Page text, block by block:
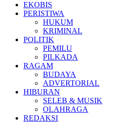
EKOBIS
PERISTIWA
HUKUM
KRIMINAL
POLITIK
PEMILU
PILKADA
RAGAM
BUDAYA
ADVERTORIAL
HIBURAN
SELEB & MUSIK
OLAHRAGA
REDAKSI